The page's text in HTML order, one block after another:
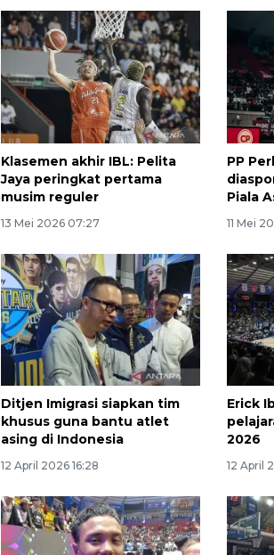
Klasemen akhir IBL: Pelita
Jaya peringkat pertama
musim reguler
13 Mei 2026 07:27
PP
Piala
11 Mei
Ditjen Imigrasi siapkan tim
khusus guna bantu atlet
asing di Indonesia
12 April 2026 16:28
Erick
2026
12 April
160 ribu
jaringan gas
2026-08-07